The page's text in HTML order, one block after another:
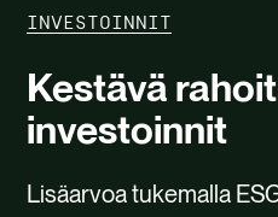
VAIKUTUKSEMME
URA ANTHESIKSELLA
OTA YHTEYTTÄ
INVESTOINNIT
Kestävä
investoinnit
Lisäarvoa tukemalla